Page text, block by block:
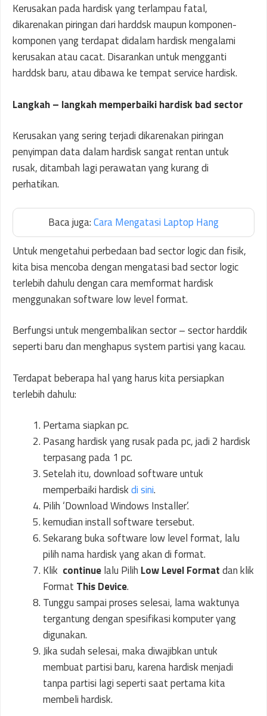
Kerusakan pada hardisk yang terlampau fatal,
dikarenakan piringan dari harddsk maupun komponen-
komponen yang terdapat didalam hardisk mengalami
kerusakan atau cacat. Disarankan untuk mengganti
harddsk baru, atau dibawa ke tempat service hardisk.
Langkah – langkah memperbaiki hardisk bad sector
Kerusakan yang sering terjadi dikarenakan piringan
penyimpan data dalam hardisk sangat rentan untuk
rusak, ditambah lagi perawatan yang kurang di
perhatikan.
Baca juga:Cara Mengatasi Laptop Hang
Untuk mengetahui perbedaan bad sector logic dan fisik,
kita bisa mencoba dengan mengatasi bad sector logic
terlebih dahulu dengan cara memformat hardisk
menggunakan software low level format.
Berfungsi untuk mengembalikan sector – sector harddik
seperti baru dan menghapus system partisi yang kacau.
Terdapat beberapa hal yang harus kita persiapkan
terlebih dahulu:
Pertama siapkan pc.
Pasang hardisk yang rusak pada pc, jadi 2 hardisk
terpasang pada 1 pc.
Setelah itu, download software untuk
memperbaiki hardiskdi sini.
Pilih ‘Download Windows Installer’.
kemudian install software tersebut.
Sekarang buka software low level format, lalu
pilih nama hardisk yang akan di format.
Klik continuelalu Pilih Low Level Formatdan klik
Format This Device.
Tunggu sampai proses selesai, lama waktunya
tergantung dengan spesifikasi komputer yang
digunakan.
Jika sudah selesai, maka diwajibkan untuk
membuat partisi baru, karena hardisk menjadi
tanpa partisi lagi seperti saat pertama kita
membeli hardisk.